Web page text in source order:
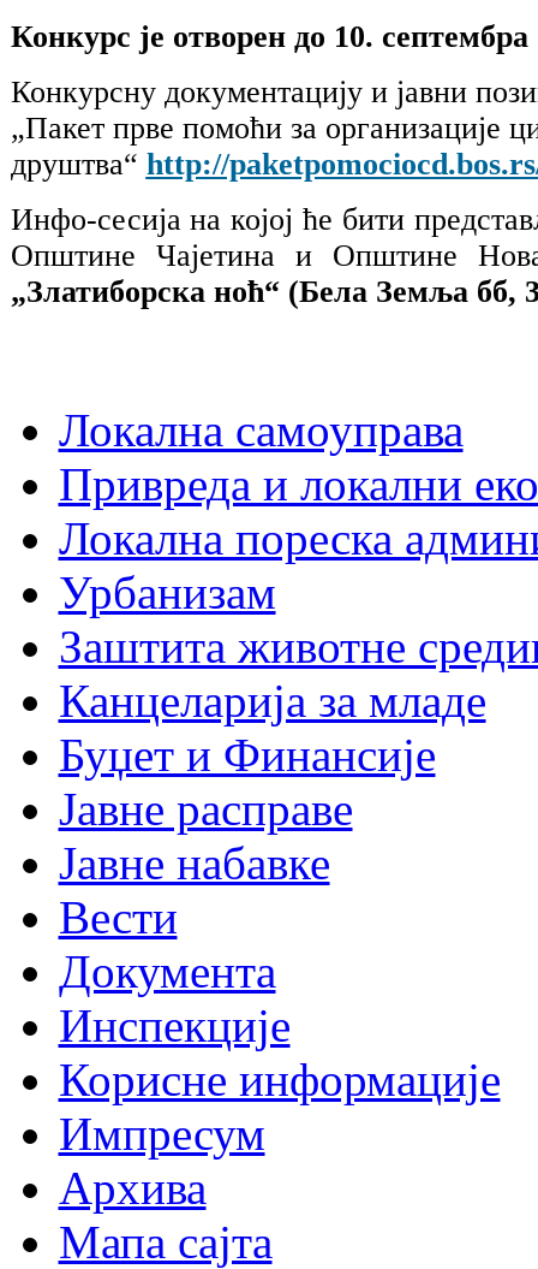
Конкурс је отворен до 10. септембра
Конкурсну документацију и јавни
„Пакет прве помоћи за организације
друштва“ http://
Инфо-сесија на којој ће бити
Општине Чајетина и Општине
„Златиборска ноћ“ (Бела Земља бб,
Локална самоуправа
Привреда и локални
Локална пореска
Урбанизам
Заштита животне
Канцеларија за младе
Буџет и Финансије
Јавне расправе
Јавне набавке
Вести
Документа
Инспекције
Корисне информације
Импресум
Архива
Мапа сајта